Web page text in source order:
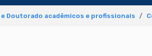
Doutorado acadêmicos e profissionais